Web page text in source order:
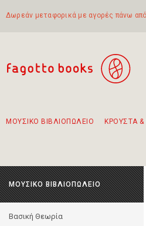
Δωρεάν μεταφορικά με αγορές πάνω
ΜΟΥΣΙΚΟ ΒΙΒΛΙΟΠΩΛΕΙΟ ΚΡΟΥΣΤΑ &
ΜΟΥΣΙΚΟ ΒΙΒΛΙΟΠΩΛΕΙΟ
Βασική Θεωρία